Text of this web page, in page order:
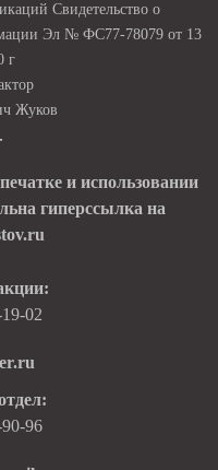
Свидетельство о
Эл № ФС77-78079 от 13
г
Жуков
и использовании
гиперссылка на
02
96